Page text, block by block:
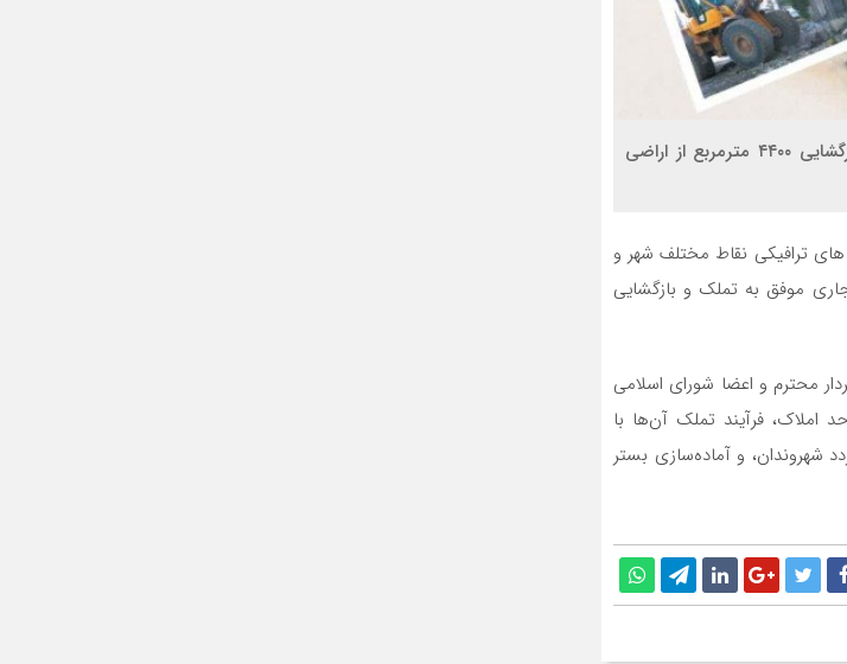
شهرداری بابل با عملکردی درخشان در نیمه نخست سال جاری، موفق به تملک و بازگشایی ۴۴٠٠ مترمربع از اراضی
های ترافیکی نقاط مختلف شهر و
موفق به تملک و بازگشایی
مدیریت شهردار محترم و اعضا شورای اسلامی
املاک، فرآیند تملک آن‌ها با
شهروندان، و آماده‌سازی بستر